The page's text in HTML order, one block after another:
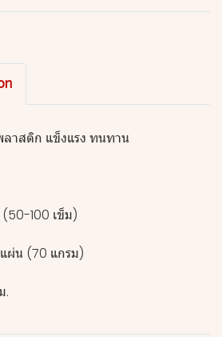
าสติก แข็งแรง ทนทาน
100 เข็ม)
ผ่น (70 แกรม)
.